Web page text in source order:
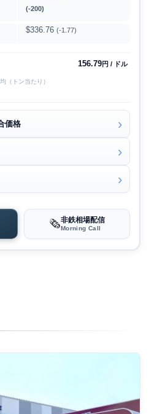
(-200)
$336.76 (-1.77)
156.79円 / ドル
（トン当たり）
価格
🗞️非鉄相場配信
Morning Call